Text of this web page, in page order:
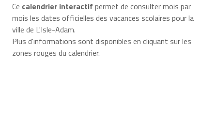
Ce calendrier interactif permet de consulter mois par
mois les dates officielles des vacances scolaires pour la
ville de L'Isle-Adam.
Plus d'informations sont disponibles en cliquant sur les
zones rouges du calendrier.